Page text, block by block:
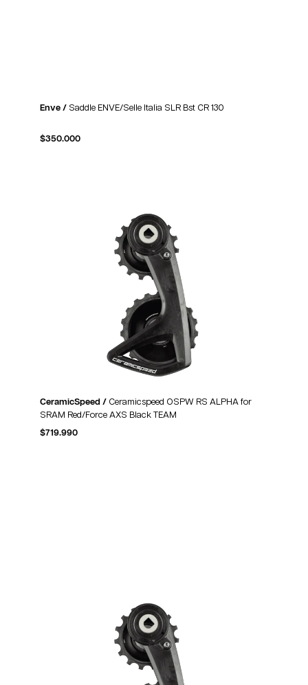
Enve / Saddle ENVE/Selle Italia SLR Bst CR 130
$350.000
CeramicSpeed / Ceramicspeed OSPW RS ALPHA for
SRAM Red/Force AXS Black TEAM
$719.990